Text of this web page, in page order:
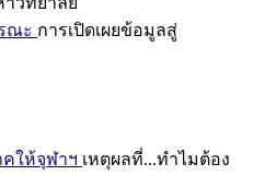
ณะ การเปิดเผยข้อมูลสู่
คให้จุฬาฯ เหตุผลที่...ทำไมต้อง